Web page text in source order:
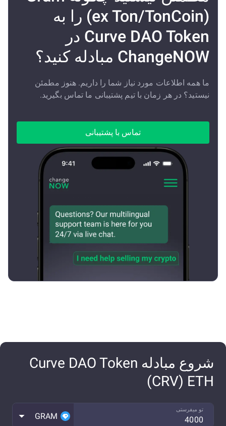
(ex Ton/TonCoin) را به
Curve DAO Token در
ChangeNOW مبادله کنید؟
ما همه اطلاعات مورد نیاز شما را داریم. هنوز مطمئن
نیستید؟ در هر زمان با تیم پشتیبانی ما تماس بگیرید.
تماس با پشتیبانی
شروع مبادله Curve DAO Token
(CRV) ETH
تو میفرستی
GRAM